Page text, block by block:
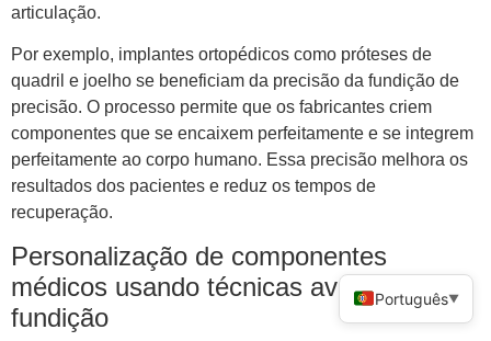
articulação.
Por exemplo, implantes ortopédicos como próteses de
quadril e joelho se beneficiam da precisão da fundição de
precisão. O processo permite que os fabricantes criem
componentes que se encaixem perfeitamente e se integrem
perfeitamente ao corpo humano. Essa precisão melhora os
resultados dos pacientes e reduz os tempos de
recuperação.
Personalização de componentes
médicos usando técnicas avançadas de
fundição
Português▼